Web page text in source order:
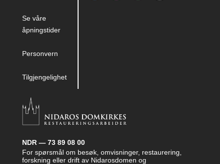
Se våre
åpningstider
Personvern
Tilgjengelighet
NDR — 73 89 08 00
For spørsmål om besøk, omvisninger, restaurering,
forskning eller drift av Nidarosdomen og